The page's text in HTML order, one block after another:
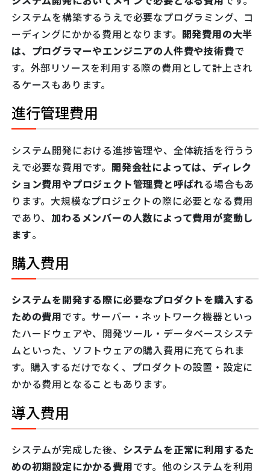
システムを構築するうえで必要なプログラミング、コ
ーディングにかかる費用となります。 開発費用の大半
は、プログラマーやエンジニアの人件費や技術費で
す。外部リソースを利用する際の費用として計上され
るケースもあります。
進行管理費用
システム開発における進捗管理や、全体統括を行うう
えで必要な費用です。 開発会社によっては、ディレク
ション費用やプロジェクト管理費と呼ばれる場合もあ
ります。大規模なプロジェクトの際に必要となる費用
であり、 加わるメンバーの人数によって費用が変動し
ます。
購入費用
システムを開発する際に必要なプロダクトを購入する
ための費用です。サーバー・ネットワーク機器といっ
たハードウェアや、開発ツール・データベースシステ
ムといった、ソフトウェアの購入費用に充てられま
す。購入するだけでなく、プロダクトの設置・設定に
かかる費用となることもあります。
導入費用
システムが完成した後、 システムを正常に利用するた
めの初期設定にかかる費用です。他のシステムを利用